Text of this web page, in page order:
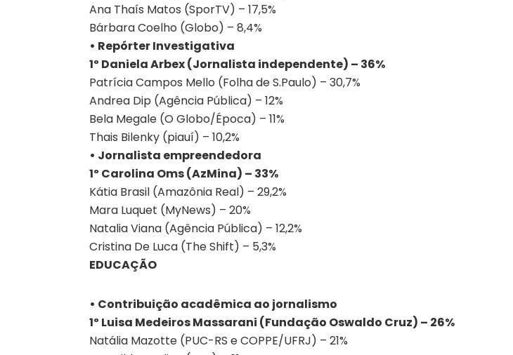
Ana Thaís Matos (SporTV) – 17,5%
Bárbara Coelho (Globo) – 8,4%
• Repórter Investigativa
1º Daniela Arbex (Jornalista independente) – 36%
Patrícia Campos Mello (Folha de S.Paulo) – 30,7%
Andrea Dip (Agência Pública) – 12%
Bela Megale (O Globo/Época) – 11%
Thais Bilenky (piauí) – 10,2%
• Jornalista empreendedora
1º Carolina Oms (AzMina) – 33%
Kátia Brasil (Amazônia Real) – 29,2%
Mara Luquet (MyNews) – 20%
Natalia Viana (Agência Pública) – 12,2%
Cristina De Luca (The Shift) – 5,3%
EDUCAÇÃO
• Contribuição acadêmica ao jornalismo
1º Luisa Medeiros Massarani (Fundação Oswaldo Cruz) – 26%
Natália Mazotte (PUC-RS e COPPE/UFRJ) – 21%